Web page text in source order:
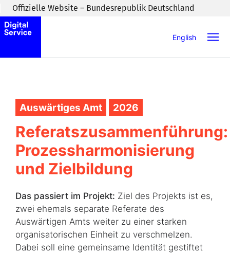
Zum Inhaltsbereich wechseln
Offizielle Website – Bundesrepublik Deutschland
English
Auswärtiges Amt 2026
Referatszusammenführung:
Prozessharmonisierung
und Zielbildung
Das passiert im Projekt: Ziel des Projekts ist es,
zwei ehemals separate Referate des
Auswärtigen Amts weiter zu einer starken
organisatorischen Einheit zu verschmelzen.
Dabei soll eine gemeinsame Identität gestiftet